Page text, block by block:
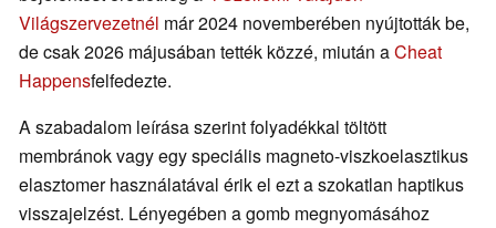
Világszervezetnél már 2024 novemberében nyújtották be,
de csak 2026 májusában tették közzé, miután aCheat
Happensfelfedezte.
A szabadalom leírása szerint folyadékkal töltött
membránok vagy egy speciális magneto-viszkoelasztikus
elasztomer használatával érik el ezt a szokatlan haptikus
visszajelzést. Lényegében a gomb megnyomásához